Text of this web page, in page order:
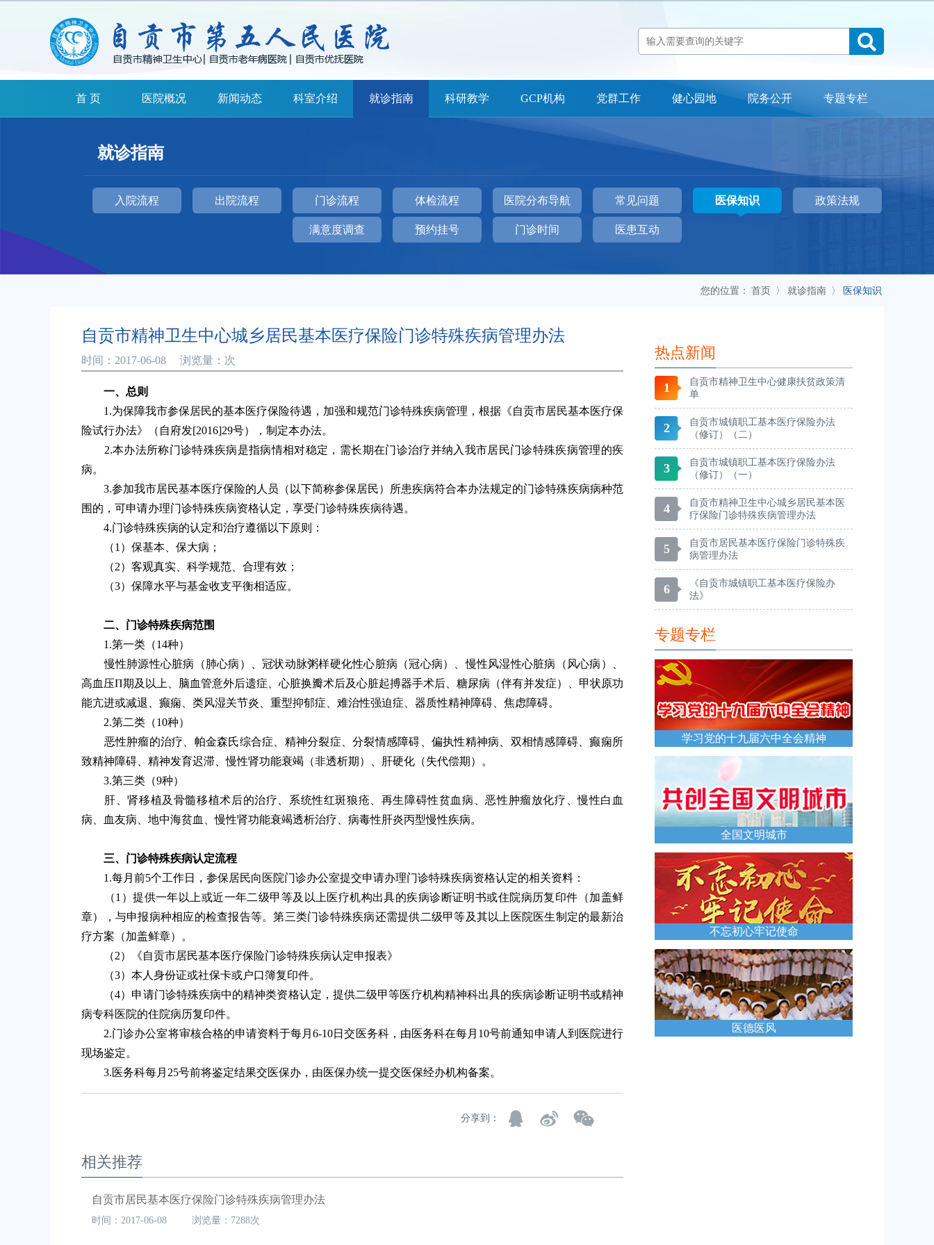
首 页 医院概况 新闻动态 科室介绍 就诊指南 科研教学 GCP机构 党群工作 健心园地 院务公开 专题专栏
科室介绍
医院地址：自贡市贡井区贡舒路2段666号
24小时心理咨询公益热线：12356
办公室电话：0813-3301790 门诊预约电话：0813-5532100
就诊指南
入院流程 出院流程 门诊流程 体检流程 医院分布导航 常见问题 医保知识 政策法规
满意度调查 预约挂号 门诊时间 医患互动
您的位置： 首页 〉 就诊指南 〉 医保知识
自贡市精神卫生中心城乡居民基本医疗保险门诊特殊疾病管理办法
时间：2017-06-08 浏览量： 次
一、总则
1.为保障我市参保居民的基本医疗保险待遇，加强和规范门诊特殊疾病管理，根据《自贡市居民基本医疗保
险试行办法》（自府发[2016]29号），制定本办法。
2.本办法所称门诊特殊疾病是指病情相对稳定，需长期在门诊治疗并纳入我市居民门诊特殊疾病管理的疾
病。
3.参加我市居民基本医疗保险的人员（以下简称参保居民）所患疾病符合本办法规定的门诊特殊疾病病种范
围的，可申请办理门诊特殊疾病资格认定，享受门诊特殊疾病待遇。
4.门诊特殊疾病的认定和治疗遵循以下原则：
（1）保基本、保大病；
（2）客观真实、科学规范、合理有效；
（3）保障水平与基金收支平衡相适应。
二、门诊特殊疾病范围
1.第一类（14种）
慢性肺源性心脏病（肺心病）、冠状动脉粥样硬化性心脏病（冠心病）、慢性风湿性心脏病（风心病）、
高血压П期及以上、脑血管意外后遗症、心脏换瓣术后及心脏起搏器手术后、糖尿病（伴有并发症）、甲状原功
能亢进或减退、癫痫、类风湿关节炎、重型抑郁症、难治性强迫症、器质性精神障碍、焦虑障碍。
2.第二类（10种）
恶性肿瘤的治疗、帕金森氏综合症、精神分裂症、分裂情感障碍、偏执性精神病、双相情感障碍、癫痫所
致精神障碍、精神发育迟滞、慢性肾功能衰竭（非透析期）、肝硬化（失代偿期）。
3.第三类（9种）
肝、肾移植及骨髓移植术后的治疗、系统性红斑狼疮、再生障碍性贫血病、恶性肿瘤放化疗、慢性白血
病、血友病、地中海贫血、慢性肾功能衰竭透析治疗、病毒性肝炎丙型慢性疾病。
三、门诊特殊疾病认定流程
1.每月前5个工作日，参保居民向医院门诊办公室提交申请办理门诊特殊疾病资格认定的相关资料：
（1）提供一年以上或近一年二级甲等及以上医疗机构出具的疾病诊断证明书或住院病历复印件（加盖鲜
章），与申报病种相应的检查报告等。第三类门诊特殊疾病还需提供二级甲等及其以上医院医生制定的最新治
疗方案（加盖鲜章）。
（2）《自贡市居民基本医疗保险门诊特殊疾病认定申报表》
（3）本人身份证或社保卡或户口簿复印件。
（4）申请门诊特殊疾病中的精神类资格认定，提供二级甲等医疗机构精神科出具的疾病诊断证明书或精神
病专科医院的住院病历复印件。
2.门诊办公室将审核合格的申请资料于每月6-10日交医务科，由医务科在每月10号前通知申请人到医院进行
现场鉴定。
3.医务科每月25号前将鉴定结果交医保办，由医保办统一提交医保经办机构备案。
分享到：
相关推荐
自贡市居民基本医疗保险门诊特殊疾病管理办法
时间：2017-06-08 浏览量：7288次
热点新闻
1
自贡市精神卫生中心健康扶贫政策清
单
2
自贡市城镇职工基本医疗保险办法
（修订）（二）
3
自贡市城镇职工基本医疗保险办法
（修订）（一）
4
自贡市精神卫生中心城乡居民基本医
疗保险门诊特殊疾病管理办法
5
自贡市居民基本医疗保险门诊特殊疾
病管理办法
6
《自贡市城镇职工基本医疗保险办
法》
专题专栏
学习党的十九届六中全会精神
全国文明城市
不忘初心牢记使命
医德医风